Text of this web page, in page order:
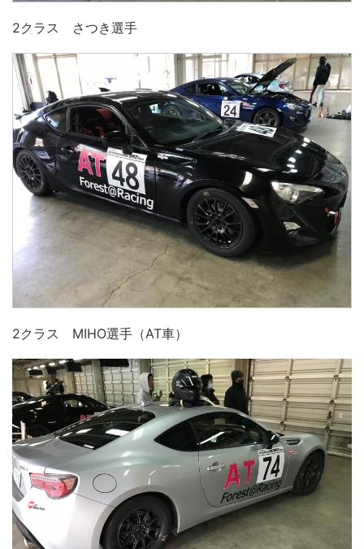
2クラス さつき選手
2クラス MIHO選手（AT車）